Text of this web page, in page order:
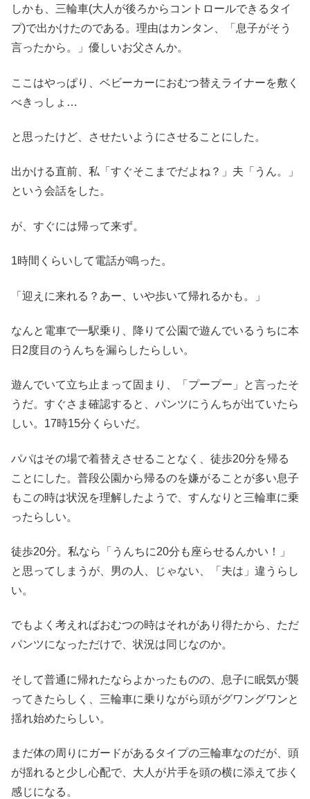
しかも、三輪車(大人が後ろからコントロールできるタイ
プ)で出かけたのである。理由はカンタン、「息子がそう
言ったから。」優しいお父さんか。
ここはやっぱり、ベビーカーにおむつ替えライナーを敷く
べきっしょ…
と思ったけど、させたいようにさせることにした。
出かける直前、私「すぐそこまでだよね？」夫「うん。」
という会話をした。
が、すぐには帰って来ず。
1時間くらいして電話が鳴った。
「迎えに来れる？あー、いや歩いて帰れるかも。」
なんと電車で一駅乗り、降りて公園で遊んでいるうちに本
日2度目のうんちを漏らしたらしい。
遊んでいて立ち止まって固まり、「プープー」と言ったそ
うだ。すぐさま確認すると、パンツにうんちが出ていたら
しい。17時15分くらいだ。
パパはその場で着替えさせることなく、徒歩20分を帰る
ことにした。普段公園から帰るのを嫌がることが多い息子
もこの時は状況を理解したようで、すんなりと三輪車に乗
ったらしい。
徒歩20分。私なら「うんちに20分も座らせるんかい！」
と思ってしまうが、男の人、じゃない、「夫は」違うらし
い。
でもよく考えればおむつの時はそれがあり得たから、ただ
パンツになっただけで、状況は同じなのか。
そして普通に帰れたならよかったものの、息子に眠気が襲
ってきたらしく、三輪車に乗りながら頭がグワングワンと
揺れ始めたらしい。
まだ体の周りにガードがあるタイプの三輪車なのだが、頭
が揺れると少し心配で、大人が片手を頭の横に添えて歩く
感じになる。